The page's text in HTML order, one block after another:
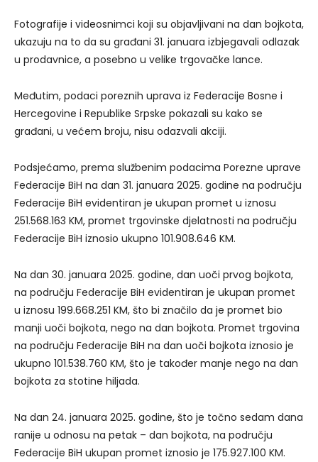
Fotografije i videosnimci koji su objavljivani na dan bojkota,
ukazuju na to da su građani 31. januara izbjegavali odlazak
u prodavnice, a posebno u velike trgovačke lance.
Međutim, podaci poreznih uprava iz Federacije Bosne i
Hercegovine i Republike Srpske pokazali su kako se
građani, u većem broju, nisu odazvali akciji.
Podsjećamo, prema službenim podacima Porezne uprave
Federacije BiH na dan 31. januara 2025. godine na području
Federacije BiH evidentiran je ukupan promet u iznosu
251.568.163 KM, promet trgovinske djelatnosti na području
Federacije BiH iznosio ukupno 101.908.646 KM.
Na dan 30. januara 2025. godine, dan uoči prvog bojkota,
na području Federacije BiH evidentiran je ukupan promet
u iznosu 199.668.251 KM, što bi značilo da je promet bio
manji uoči bojkota, nego na dan bojkota. Promet trgovina
na području Federacije BiH na dan uoči bojkota iznosio je
ukupno 101.538.760 KM, što je također manje nego na dan
bojkota za stotine hiljada.
Na dan 24. januara 2025. godine, što je točno sedam dana
ranije u odnosu na petak – dan bojkota, na području
Federacije BiH ukupan promet iznosio je 175.927.100 KM.